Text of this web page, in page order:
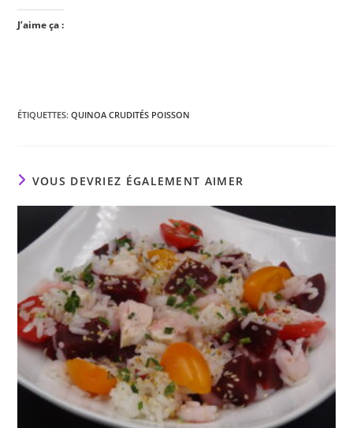
J’aime ça :
ÉTIQUETTES:QUINOA CRUDITÉS POISSON
VOUS DEVRIEZ ÉGALEMENT AIMER